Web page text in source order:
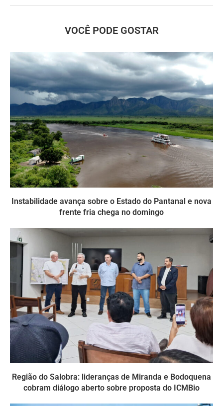
VOCÊ PODE GOSTAR
Instabilidade avança sobre o Estado do Pantanal e nova
frente fria chega no domingo
Região do Salobra: lideranças de Miranda e Bodoquena
cobram diálogo aberto sobre proposta do ICMBio